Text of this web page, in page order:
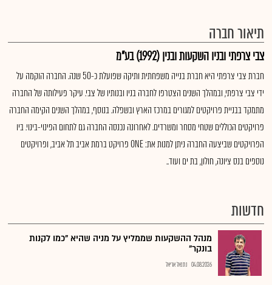
תיאור חברה
צבי צרפתי ובניו השקעות ובנין (1992) בע"מ
חברת צבי צרפתי היא חברת בנייה משפחתית ותיקה שפועלת כ-50 שנה. החברה הוקמה על
ידי צבי צרפתי, ובמהלך השנים הצטרפו לחברה בניו ובנותיו של צבי. עיקר פעילותה של החברה
מתמקד בבניית פרויקטים למגורים במרכז הארץ ובשפלה. בנוסף, במהלך השנים הקימה החברה
פרויקטים הכוללים שטחי מסחר ומשרדים. לאחרונה נכנסה החברה גם לתחום הפינוי-בינוי. ביו
הפרויקטים שביצעה החברה ניתן למנות את: ONE פרויקט ברמת אביב תל אביב, ופרויקטים
נוספים בנס ציונה, חולון, בת ים ועוד..
חדשות
מנהל ההשקעות שממליץ על מניה שהיא "כמו לקנות
בונקר"
04.08.2026 נתנאל אריאל